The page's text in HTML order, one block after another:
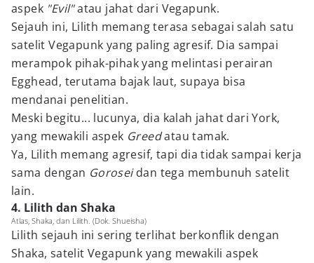
aspek "Evil"atau jahat dari Vegapunk.
Sejauh ini, Lilith memang terasa sebagai salah satu
satelit Vegapunk yang paling agresif. Dia sampai
merampok pihak-pihak yang melintasi perairan
Egghead, terutama bajak laut, supaya bisa
mendanai penelitian.
Meski begitu... lucunya, dia kalah jahat dari York,
yang mewakili aspek Greedatau tamak.
Ya, Lilith memang agresif, tapi dia tidak sampai kerja
sama dengan Goroseidan tega membunuh satelit
lain.
4. Lilith dan Shaka
Atlas, Shaka, dan Lilith. (Dok. Shueisha)
Lilith sejauh ini sering terlihat berkonflik dengan
Shaka, satelit Vegapunk yang mewakili aspek